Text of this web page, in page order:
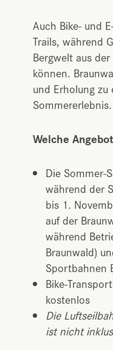
Auch Bike- und
Trails, während
Bergwelt aus
können.
und Erholung
Sommererlebnis.
Welche
Die Sommer-
während der
bis 1.
auf der
während
Braunwald)
Sportbahnen
Bike-
kostenlos
Die
ist nicht